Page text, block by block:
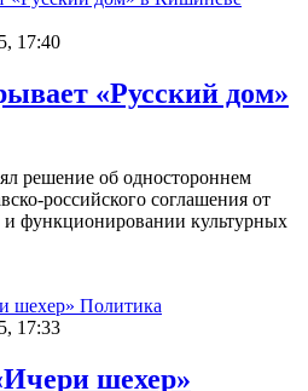
17:40
«Русский дом»
решение об одностороннем
российского соглашения от
и функционировании культурных
Политика
17:33
шехер»